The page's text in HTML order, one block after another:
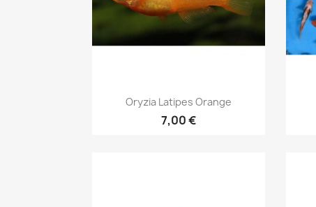
Aperçu rapide
Oryzia Latipes Orange
7,00 €